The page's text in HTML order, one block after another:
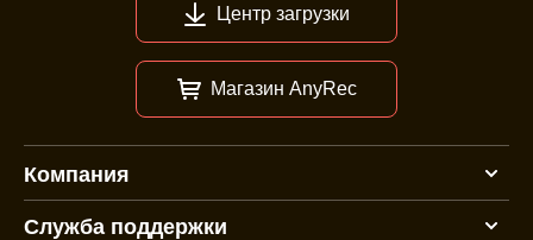
Центр загрузки
Магазин AnyRec
Компания
Служба поддержки